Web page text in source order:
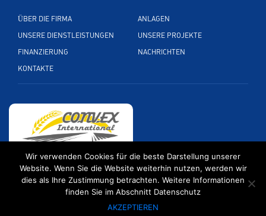
ÜBER DIE FIRMA
UNSERE DIENSTLEISTUNGEN
FINANZIERUNG
KONTAKTE
ANLAGEN
UNSERE PROJEKTE
NACHRICHTEN
Kölner Str. 265 51149 Köln, Deutschland
+ 49 2203 89 599 0
info@convexintl.de
Wir verwenden Cookies für die beste Darstellung unserer
Website. Wenn Sie die Website weiterhin nutzen, werden wir
dies als Ihre Zustimmung betrachten. Weitere Informationen
finden Sie im Abschnitt Datenschutz
AKZEPTIEREN